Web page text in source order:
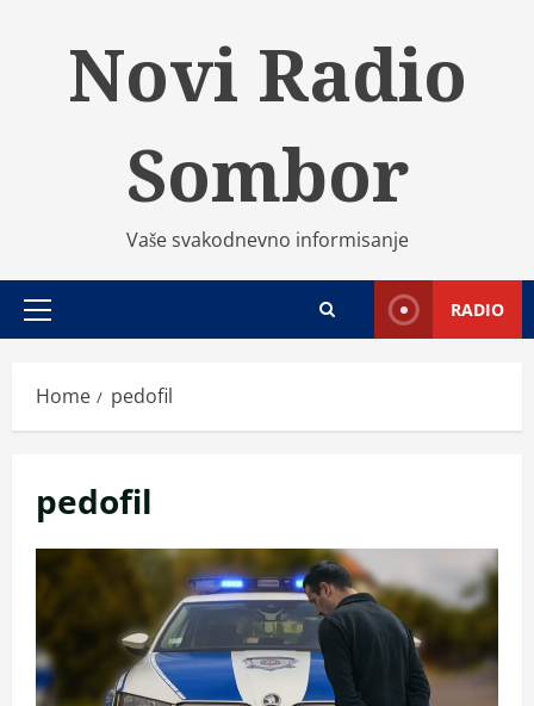
Novi Radio
Sombor
Vaše svakodnevno informisanje
Primary
RADIO
Home pedofil
pedofil